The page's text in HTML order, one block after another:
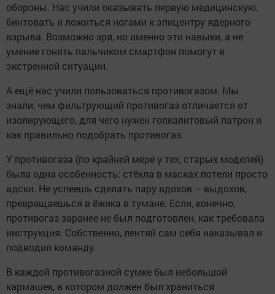
обороны. Нас учили оказывать первую медицинскую,
бинтовать и ложиться ногами к эпицентру ядерного
взрыва. Возможно зря, но именно эти навыки, а не
умение гонять пальчиком смартфон помогут в
экстренной ситуации.
А ещё нас учили пользоваться противогазом. Мы
знали, чем фильтрующий противогаз отличается от
изолирующего, для чего нужен гопкалитовый патрон и
как правильно подобрать противогаз.
У противогаза (по крайней мере у тех, старых моделей)
была одна особенность: стёкла в масках потели просто
адски. Не успеешь сделать пару вдохов – выдохов,
превращаешься в ёжика в тумане. Если, конечно,
противогаз заранее не был подготовлен, как требовала
инструкция. Собственно, лентяй сам себя наказывал и
подводил команду.
В каждой противогазной сумке был небольшой
кармашек, в котором должен был храниться